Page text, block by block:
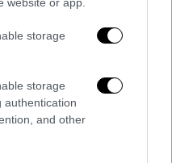
storage
storage
authentication
and other
στον Τραμπ»
τού φέρνουν
της περιοχής
επισκέπτρια